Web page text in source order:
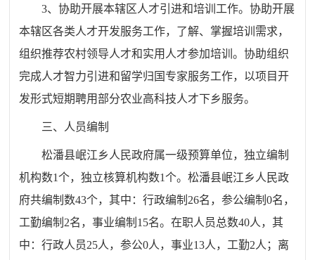
3、协助开展本辖区人才引进和培训工作。协助开展
本辖区各类人才开发服务工作，了解、掌握培训需求，
组织推荐农村领导人才和实用人才参加培训。协助组织
完成人才智力引进和留学归国专家服务工作，以项目开
发形式短期聘用部分农业高科技人才下乡服务。
三、人员编制
松潘县岷江乡人民政府属一级预算单位，独立编制
机构数1个，独立核算机构数1个。松潘县岷江乡人民政
府共编制数43个，其中：行政编制26名，参公编制0名，
工勤编制2名，事业编制15名。在职人员总数40人，其
中：行政人员25人，参公0人，事业13人，工勤2人；离